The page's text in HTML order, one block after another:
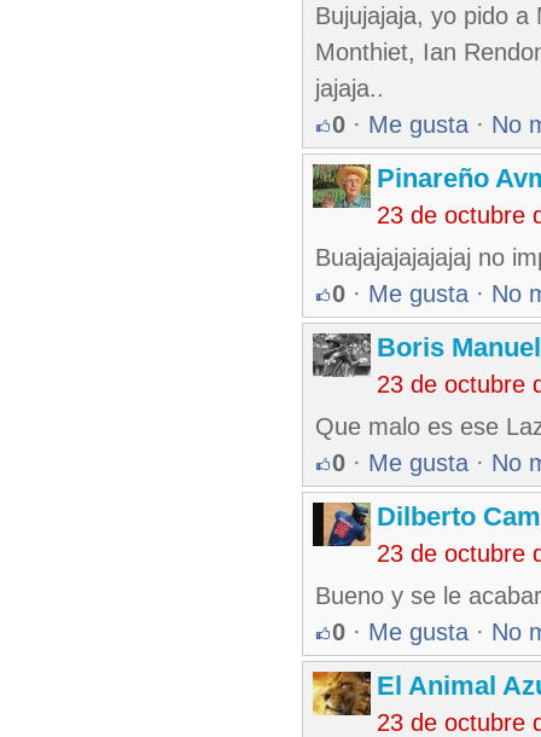
Bujujajaja, yo pido
Monthiet, Ian
jajaja..
0 · Me gusta · No
Pinareño
23 de octubre
Buajajajajajajaj no
0 · Me gusta · No
Boris
23 de octubre
Que malo es ese
0 · Me gusta · No
Dilberto
23 de octubre
Bueno y se le
0 · Me gusta · No
El Animal
23 de octubre